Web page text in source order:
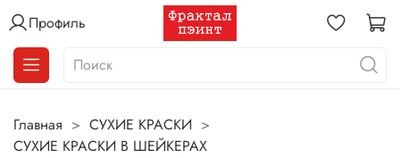
Профиль
Главная
СУХИЕ КРАСКИ
СУХИЕ КРАСКИ В ШЕЙКЕРАХ